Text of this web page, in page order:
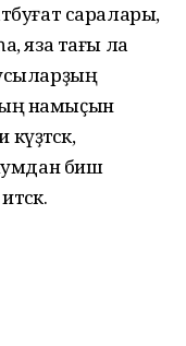
саралары,
яза тағы ла
намыҫын
биш